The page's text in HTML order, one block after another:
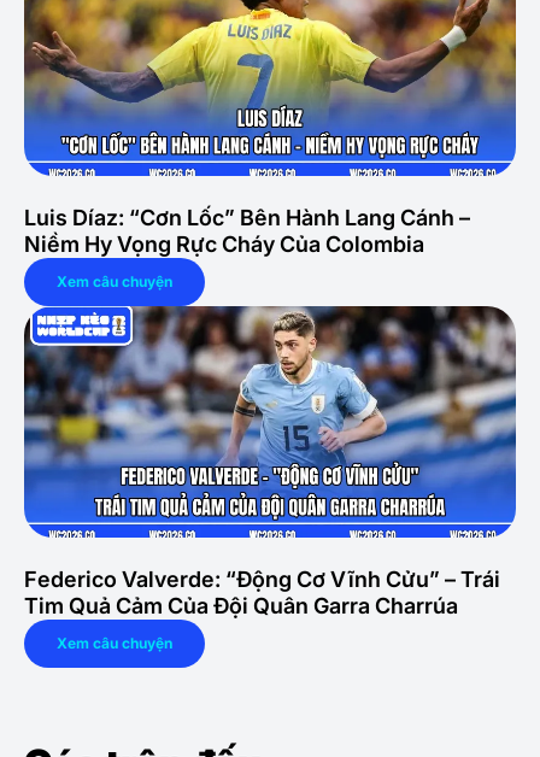
Luis Díaz: “Cơn Lốc” Bên Hành Lang Cánh –
Niềm Hy Vọng Rực Cháy Của Colombia
Xem câu chuyện
Federico Valverde: “Động Cơ Vĩnh Cửu” – Trái
Tim Quả Cảm Của Đội Quân Garra Charrúa
Xem câu chuyện